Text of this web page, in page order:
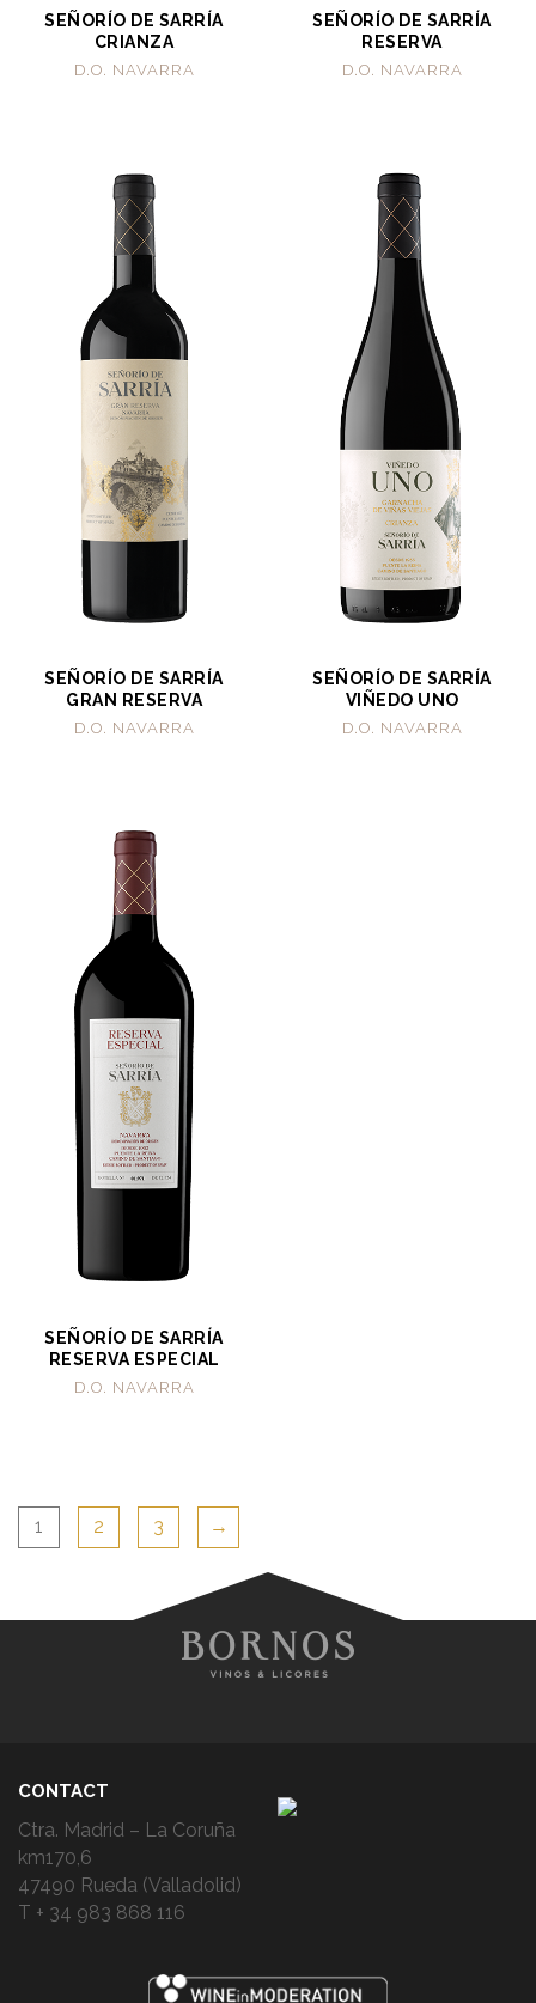
SEÑORÍO DE SARRÍA
CRIANZA
D.O. NAVARRA
SEÑORÍO DE SARRÍA
RESERVA
D.O. NAVARRA
SEÑORÍO DE SARRÍA
GRAN RESERVA
D.O. NAVARRA
SEÑORÍO DE SARRÍA
VIÑEDO UNO
D.O. NAVARRA
SEÑORÍO DE SARRÍA
RESERVA ESPECIAL
D.O. NAVARRA
1 2 3 →
CONTACT
Ctra. Madrid – La Coruña
km170,6
47490 Rueda (Valladolid)
T + 34 983 868 116